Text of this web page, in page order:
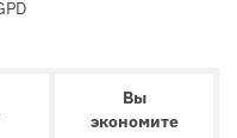
Вы
экономите